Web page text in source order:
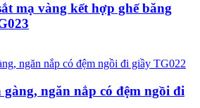
mạ vàng kết hợp ghế băng
gàng, ngăn nắp có đệm ngồi đi